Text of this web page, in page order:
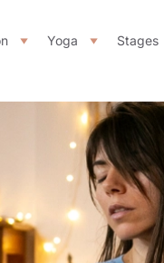
Yoga Stages